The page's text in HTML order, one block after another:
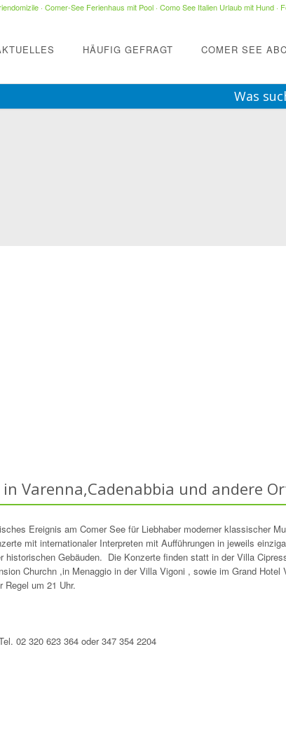
· Comer-See Ferienhaus mit Pool· Como See Italien Urlaub mit Hund·
HÄUFIG GEFRAGT COMER SEE ABC
Was
Varenna,Cadenabbia und andere
Ereignis am Comer See für Liebhaber moderner klassischer
mit internationaler Interpreten mit Aufführungen in jeweils
historischen Gebäuden. Die Konzerte finden statt in der Villa
Churchn ,in Menaggio in der Villa Vigoni , sowie im Grand Hotel
Regel um 21 Uhr.
02 320 623 364 oder 347 354 2204